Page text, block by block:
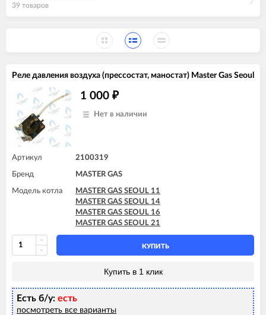
39 товаров
Реле давления воздуха (прессостат, маностат) Master Gas Seoul
1 000 ₽
Нет в наличии
Артикул 2100319
Бренд MASTER GAS
Модель котла
MASTER GAS SEOUL 11
MASTER GAS SEOUL 14
MASTER GAS SEOUL 16
MASTER GAS SEOUL 21
КУПИТЬ
Купить в 1 клик
Есть б/у: есть
посмотреть все варианты